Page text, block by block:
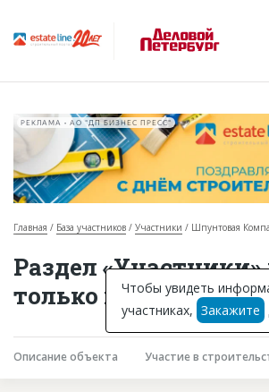
Горячие объекты
База строящихся объектов
Инвестпроекты
Глоссарий
РЕКЛАМА • АО "ДП БИЗНЕС ПРЕСС"
Главная База участников Участники Шпунтовая
Раздел
только
Описание объекта Участие в
Чтобы увидеть
участниках, Закажите